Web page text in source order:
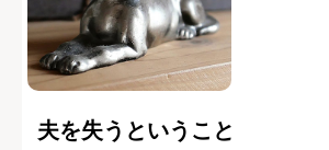
夫を失うということ